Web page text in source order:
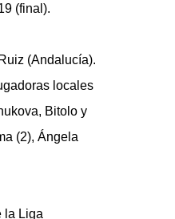
(final).
(Andalucía).
locales
Bitolo y
(2), Ángela
la Liga